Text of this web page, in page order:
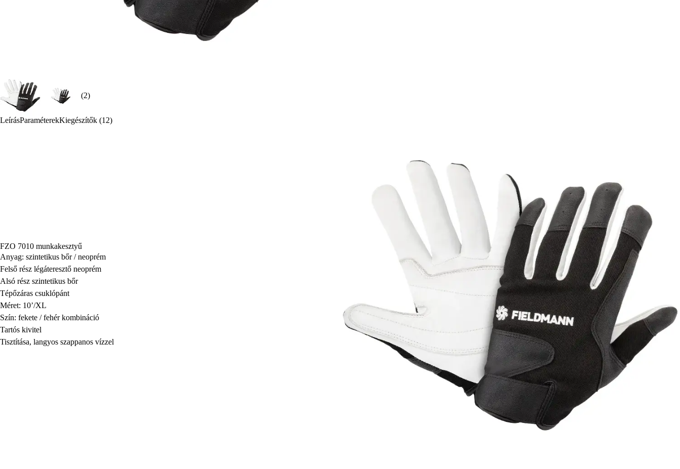
(2)
LeírásParaméterekKiegészítők (12)
FZO 7010 munkakesztyű
Anyag: szintetikus bőr / neoprém
Felső rész légáteresztő neoprém
Alsó rész szintetikus bőr
Tépőzáras csuklópánt
Méret: 10’/XL
Szín: fekete / fehér kombináció
Tartós kivitel
Tisztítása, langyos szappanos vízzel